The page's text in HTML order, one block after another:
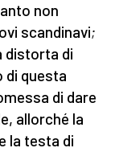
non
scandinavi;
distorta di
di questa
di dare
allorché la
la testa di